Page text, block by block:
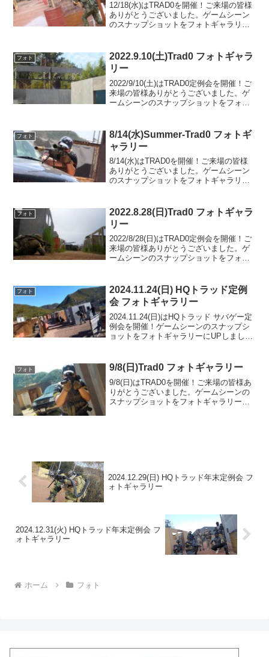
12/18(水)はTRAD0を開催！ご来場の皆様
ありがとうございました。ゲームシーン
のスナップショットをフォトギャラリー
トアルバムをみる(Google Photo)
フォト
2022.9.10(土)Trad0 フォトギャラ
リー
2022/9/10(土)はTRAD0定例会を開催！ご
来場の皆様ありがとうございました。ゲ
ームシーンのスナップショットをフォト
す。フォトアルバムをみる(Google Ph...
フォト
8/14(水)Summer-Trad0 フォトギ
ャラリー
8/14(水)はTRAD0を開催！ご来場の皆様
ありがとうございました。ゲームシーン
のスナップショットをフォトギャラリー
トアルバムをみる(Google Photo)
フォト
2022.8.28(日)Trad0 フォトギャラ
リー
2022/8/28(日)はTRAD0定例会を開催！ご
来場の皆様ありがとうございました。ゲ
ームシーンのスナップショットをフォト
す。フォトアルバムをみる(Google Ph...
フォト
2024.11.24(日) HQトラッド定例
会 フォトギャラリー
2024.11.24(日)はHQトラッド サバゲー定
例会を開催！ゲームシーンのスナップシ
ョットをフォトギャラリーにUPしました
トアルバムをみる(Google ...
フォト 9/8(日)Trad0 フォトギャラリー
9/8(日)はTRAD0を開催！ご来場の皆様あ
りがとうございました。ゲームシーンの
スナップショットをフォトギャラリーに
2024.12.29(日) HQトラッド年末定例会 フ
ォトギャラリー
2024.12.31(火) HQトラッド年末定例会 フ
ォトギャラリー
ホーム フォト